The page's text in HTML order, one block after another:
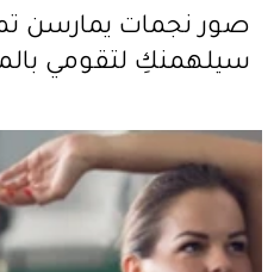
صور نجمات يمارسن
سيلهمنكِ لتقومي